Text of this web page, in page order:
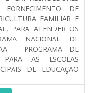
DE
FAMILIAR E
PARA ATENDER OS
NACIONAL DE
- PROGRAMA DE
AS ESCOLAS
DE EDUCAÇÃO